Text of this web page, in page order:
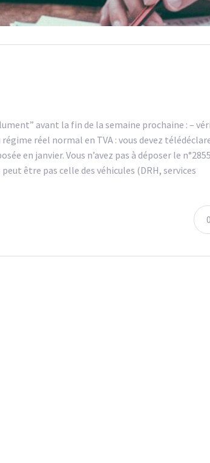
avant la fin de la semaine prochaine : –
réel normal en TVA : vous devez
en janvier. Vous n’avez pas à déposer le
être pas celle des véhicules (DRH, services
0